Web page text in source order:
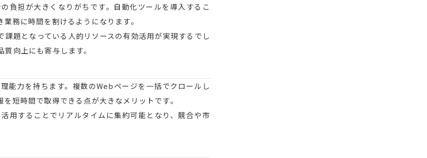
負担が大きくなりがちです。自動化ツールを導入するこ
務に時間を割けるようになります。
題となっている人的リソースの有効活用が実現するでし
向上にも寄与します。
能力を持ちます。複数のWebページを一括でクロールし
短時間で取得できる点が大きなメリットです。
用することでリアルタイムに集約可能となり、競合や市